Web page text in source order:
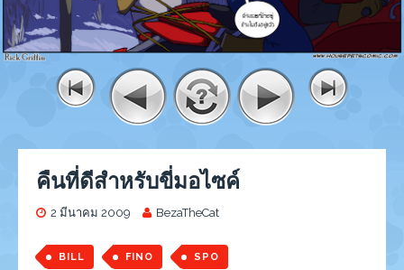
คืนที่ดีสำหรับขี่มอไซค์
2 มีนาคม 2009 BezaTheCat
BILL FINO SPO